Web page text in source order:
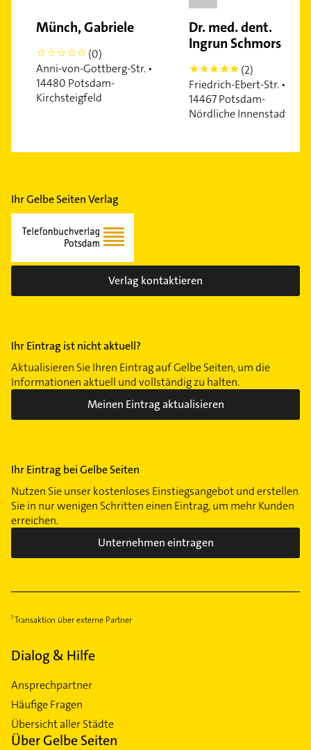
Münch, Gabriele
0
(0)
Anni-von-Gottberg-Str. •
14480 Potsdam-
Kirchsteigfeld
Dr. med. dent.
Ingrun Schmors
5
(2)
Friedrich-Ebert-Str. •
14467 Potsdam-
Nördliche Innenstadt
Ihr Gelbe Seiten Verlag
Verlag kontaktieren
Ihr Eintrag ist nicht aktuell?
Aktualisieren Sie Ihren Eintrag auf Gelbe Seiten, um die
Informationen aktuell und vollständig zu halten.
Meinen Eintrag aktualisieren
Ihr Eintrag bei Gelbe Seiten
Nutzen Sie unser kostenloses Einstiegsangebot und erstellen
Sie in nur wenigen Schritten einen Eintrag, um mehr Kunden
erreichen.
Unternehmen eintragen
Transaktion über externe Partner
Dialog & Hilfe
Ansprechpartner
Häufige Fragen
Übersicht aller Städte
Über Gelbe Seiten